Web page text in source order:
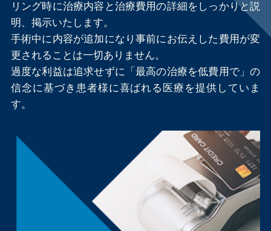
リング時に治療内容と治療費用の詳細をしっかりと説
明、掲示いたします。
手術中に内容が追加になり事前にお伝えした費用が変
更されることは一切ありません。
過度な利益は追求せずに「最高の治療を低費用で」の
信念に基づき患者様に喜ばれる医療を提供していま
す。